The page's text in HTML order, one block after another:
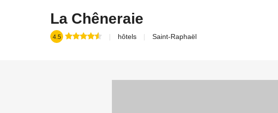
La Chêneraie
4.5 hôtels Saint-Raphaël